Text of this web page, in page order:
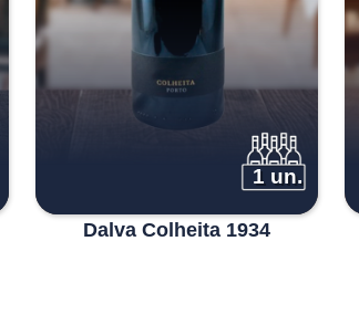
1 un.
Dalva Colheita 1934